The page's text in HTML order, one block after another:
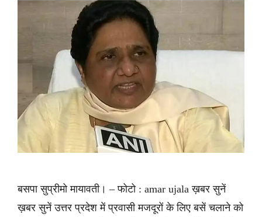
बसपा सुप्रीमो मायावती। – फोटो : amar ujala ख़बर सुनें
ख़बर सुनें उत्तर प्रदेश में प्रवासी मजदूरों के लिए बसें चलाने को